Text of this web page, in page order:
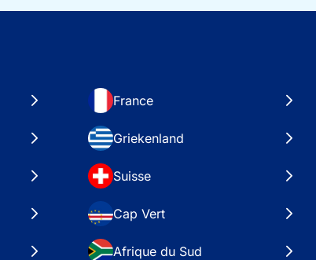
France
Griekenland
Suisse
Cap Vert
Afrique du Sud